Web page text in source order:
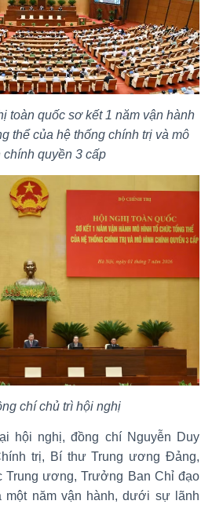
toàn quốc sơ kết 1 năm vận hành
thể của hệ thống chính trị và mô
chính quyền 3 cấp
chí chủ trì hội nghị
hội nghị, đồng chí Nguyễn Duy
trị, Bí thư Trung ương Đảng,
Trung ương, Trưởng Ban Chỉ đạo
một năm vận hành, dưới sự lãnh